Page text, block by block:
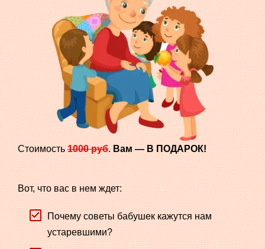
Стоимость 1000 руб. Вам — В ПОДАРОК!
Вот, что вас в нем ждет:
Почему советы бабушек кажутся нам
устаревшими?